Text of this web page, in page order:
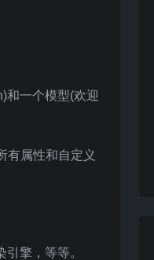
和一个模型(欢迎
有属性和自定义
擎，等等。